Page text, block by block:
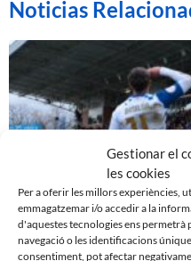
Gestionar el
les cookies
Per a oferir les millors experiències,
emmagatzemar i/o accedir a la
d'aquestes tecnologies ens
navegació o les identificacions
consentiment, pot afectar
Noticias